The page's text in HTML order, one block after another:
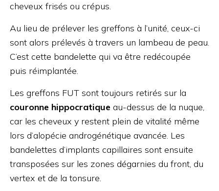
cheveux frisés ou crépus.
Au lieu de prélever les greffons à l’unité, ceux-ci
sont alors prélevés à travers un lambeau de peau.
C’est cette bandelette qui va être redécoupée
puis réimplantée.
Les greffons FUT sont toujours retirés sur la
couronne hippocratique au-dessus de la nuque,
car les cheveux y restent plein de vitalité même
lors d’alopécie androgénétique avancée. Les
bandelettes d’implants capillaires sont ensuite
transposées sur les zones dégarnies du front, du
vertex et de la tonsure.